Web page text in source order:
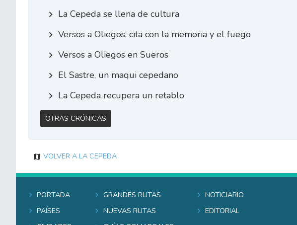
La Cepeda se llena de cultura
Versos a Oliegos, cita con la memoria y el fuego
Versos a Oliegos en Sueros
El Sastre, un maqui cepedano
La Cepeda recupera un retablo
Otras Crónicas
Volver a La Cepeda
Portada
Países
Grandes rutas
Nuevas rutas
Noticiario
Editorial